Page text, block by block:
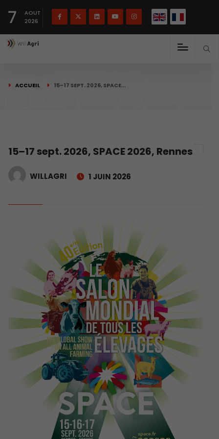
7
AOUT
2026
ACCUEIL 15–17 SEPT. 2026, SPACE…
15–17 sept. 2026, SPACE 2026, Rennes
WILLAGRI 1 JUIN 2026
Français English(English)